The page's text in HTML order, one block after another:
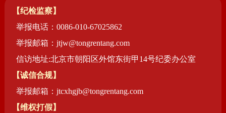
【纪检监察】
举报电话：0086-010-67025862
举报邮箱：jtjw@tongrentang.com
信访地址:北京市朝阳区外馆东街甲14号纪委办公室
【诚信合规】
举报邮箱：jtcxhgjb@tongrentang.com
【维权打假】